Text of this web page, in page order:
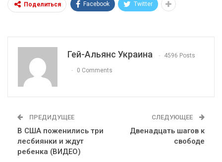
Поделиться Facebook Twitter
Гей-Альянс Украина 4596 Posts
0 Comments
ПРЕДИДУЩЕЕ
В США поженились три
лесбиянки и ждут
ребенка (ВИДЕО)
СЛЕДУЮЩЕЕ
Двенадцать шагов к
свободе